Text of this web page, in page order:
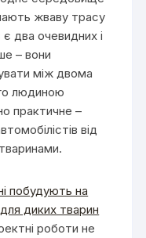
жваву трасу
два очевидних і
– вони
між двома
людиною
практичне –
від
побудують на
диких тварин
роботи не